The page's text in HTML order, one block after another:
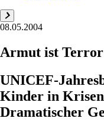
08.05.2004
Armut ist Terror
UNICEF-
Kinder in
Dramatischer